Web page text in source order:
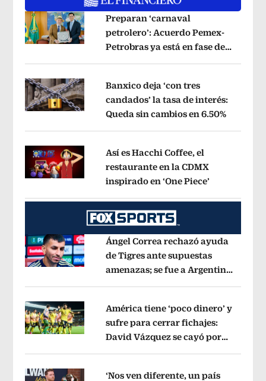
Opens in new window
Preparan ‘carnaval
petrolero’: Acuerdo Pemex-
Petrobras ya está en fase de
Opens in new window
Banxico deja ‘con tres
candados’ la tasa de interés:
Queda sin cambios en 6.50%Opens
Opens in new window
Así es Hacchi Coffee, el
restaurante en la CDMX
inspirado en ‘One Piece’
Opens in new window
Ángel Correa rechazó ayuda
de Tigres ante supuestas
amenazas; se fue a Argentina
Opens in new window
América tiene ‘poco dinero’ y
sufre para cerrar fichajes:
David Vázquez se cayó por
‘Nos ven diferente, un país